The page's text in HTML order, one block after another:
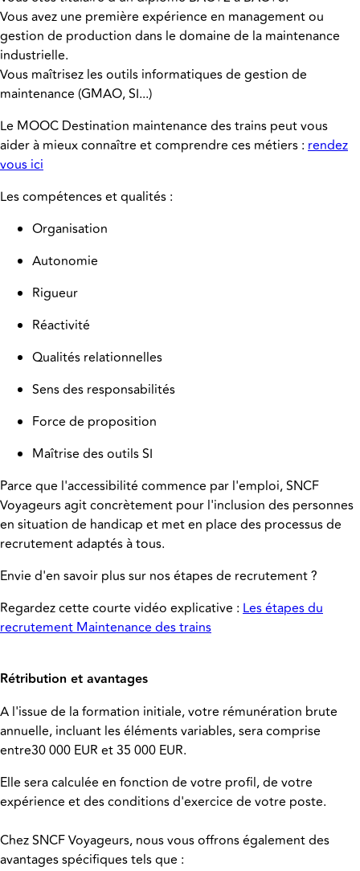
Vous avez une première expérience en management ou
gestion de production dans le domaine de la maintenance
industrielle.
Vous maîtrisez les outils informatiques de gestion de
maintenance (GMAO, SI...)
Le MOOC Destination maintenance des trains peut vous
aider à mieux connaître et comprendre ces métiers : rendez
vous ici
Les compétences et qualités :
Organisation
Autonomie
Rigueur
Réactivité
Qualités relationnelles
Sens des responsabilités
Force de proposition
Maîtrise des outils SI
Parce que l'accessibilité commence par l'emploi, SNCF
Voyageurs agit concrètement pour l'inclusion des personnes
en situation de handicap et met en place des processus de
recrutement adaptés à tous.
Envie d'en savoir plus sur nos étapes de recrutement ?
Regardez cette courte vidéo explicative : Les étapes du
recrutement Maintenance des trains
Rétribution et avantages
A l'issue de la formation initiale, votre rémunération brute
annuelle, incluant les éléments variables, sera comprise
entre30 000 EUR et 35 000 EUR.
Elle sera calculée en fonction de votre profil, de votre
expérience et des conditions d'exercice de votre poste.
Chez SNCF Voyageurs, nous vous offrons également des
avantages spécifiques tels que :